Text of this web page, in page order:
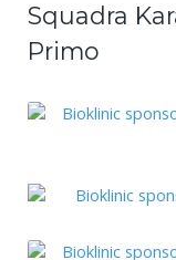
Squadra
Primo